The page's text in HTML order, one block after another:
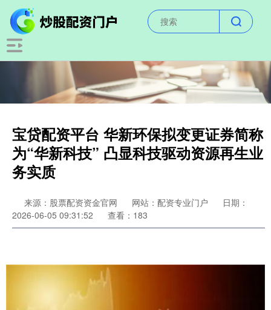
宝贷配资平台 华新环保拟变更证券简称
为“华新科技” 凸显科技驱动资源再生业
务实质
来源：股票配资资金官网 网站：配资专业门户
日期：
2026-06-05 09:31:52
查看：183